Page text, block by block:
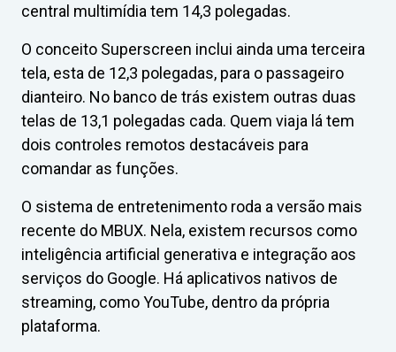
central multimídia tem 14,3 polegadas.
O conceito Superscreen inclui ainda uma terceira
tela, esta de 12,3 polegadas, para o passageiro
dianteiro. No banco de trás existem outras duas
telas de 13,1 polegadas cada. Quem viaja lá tem
dois controles remotos destacáveis para
comandar as funções.
O sistema de entretenimento roda a versão mais
recente do MBUX. Nela, existem recursos como
inteligência artificial generativa e integração aos
serviços do Google. Há aplicativos nativos de
streaming, como YouTube, dentro da própria
plataforma.